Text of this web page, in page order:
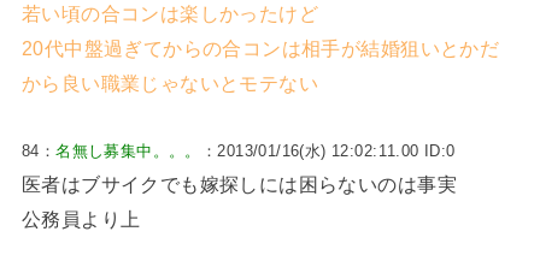
若い頃の合コンは楽しかったけど
20代中盤過ぎてからの合コンは相手が結婚狙いとかだ
から良い職業じゃないとモテない
84：名無し募集中。。。 ：2013/01/16(水) 12:02:11.00 ID:0
医者はブサイクでも嫁探しには困らないのは事実
公務員より上